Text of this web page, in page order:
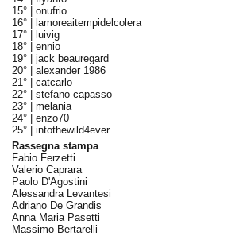
15° | onufrio
16° |
lamoreaitempidelcolera
17° |
luivig
18° | ennio
19° | jack beauregard
20° | alexander 1986
21° | catcarlo
22° | stefano capasso
23° | melania
24° | enzo70
25° | intothewild4ever
Rassegna stampa
Fabio Ferzetti
Valerio Caprara
Paolo D'Agostini
Alessandra Levantesi
Adriano De Grandis
Anna Maria Pasetti
Massimo Bertarelli